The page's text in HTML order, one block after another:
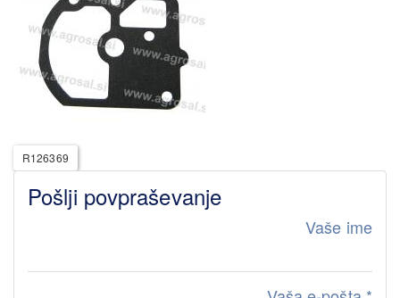
R126369
Pošlji povpraševanje
Vaše ime